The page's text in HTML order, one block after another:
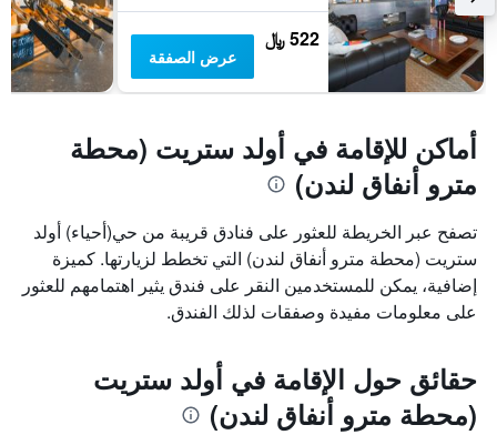
522 ﷼
عرض الصفقة
أماكن للإقامة في أولد ستريت (محطة
مترو أنفاق لندن)
تصفح عبر الخريطة للعثور على فنادق قريبة من حي(أحياء) أولد
ستريت (محطة مترو أنفاق لندن) التي تخطط لزيارتها. كميزة
إضافية، يمكن للمستخدمين النقر على فندق يثير اهتمامهم للعثور
على معلومات مفيدة وصفقات لذلك الفندق.
حقائق حول الإقامة في أولد ستريت
(محطة مترو أنفاق لندن)